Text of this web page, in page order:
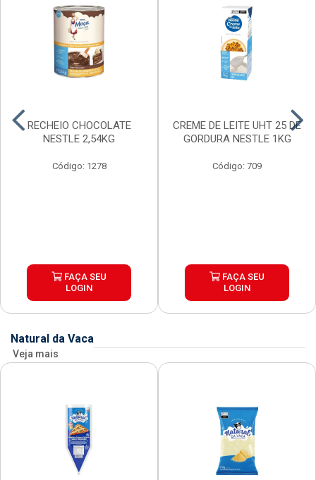
RECHEIO CHOCOLATE
NESTLE 2,54KG
Código: 1278
FAÇA SEU
LOGIN
CREME DE LEITE UHT 25 DE
GORDURA NESTLE 1KG
Código: 709
FAÇA SEU
LOGIN
Natural da Vaca
Veja mais